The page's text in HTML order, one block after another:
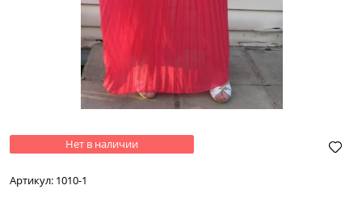
Нет в наличии
Артикул: 1010-1